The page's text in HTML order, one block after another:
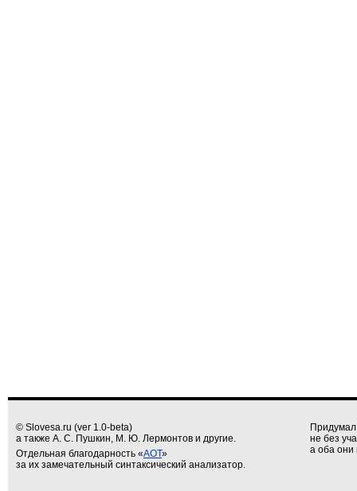
© Slovesa.ru (ver 1.0-beta)
а также А. С. Пушкин, М. Ю. Лермонтов и другие.
Отдельная благодарность «АОТ»
за их замечательный синтаксический анализатор.
не без
а оба они